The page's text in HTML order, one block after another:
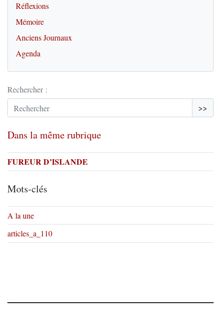
Réflexions
Mémoire
Anciens Journaux
Agenda
Rechercher :
>>
Dans la même rubrique
FUREUR D’ISLANDE
Mots-clés
A la une
articles_a_110